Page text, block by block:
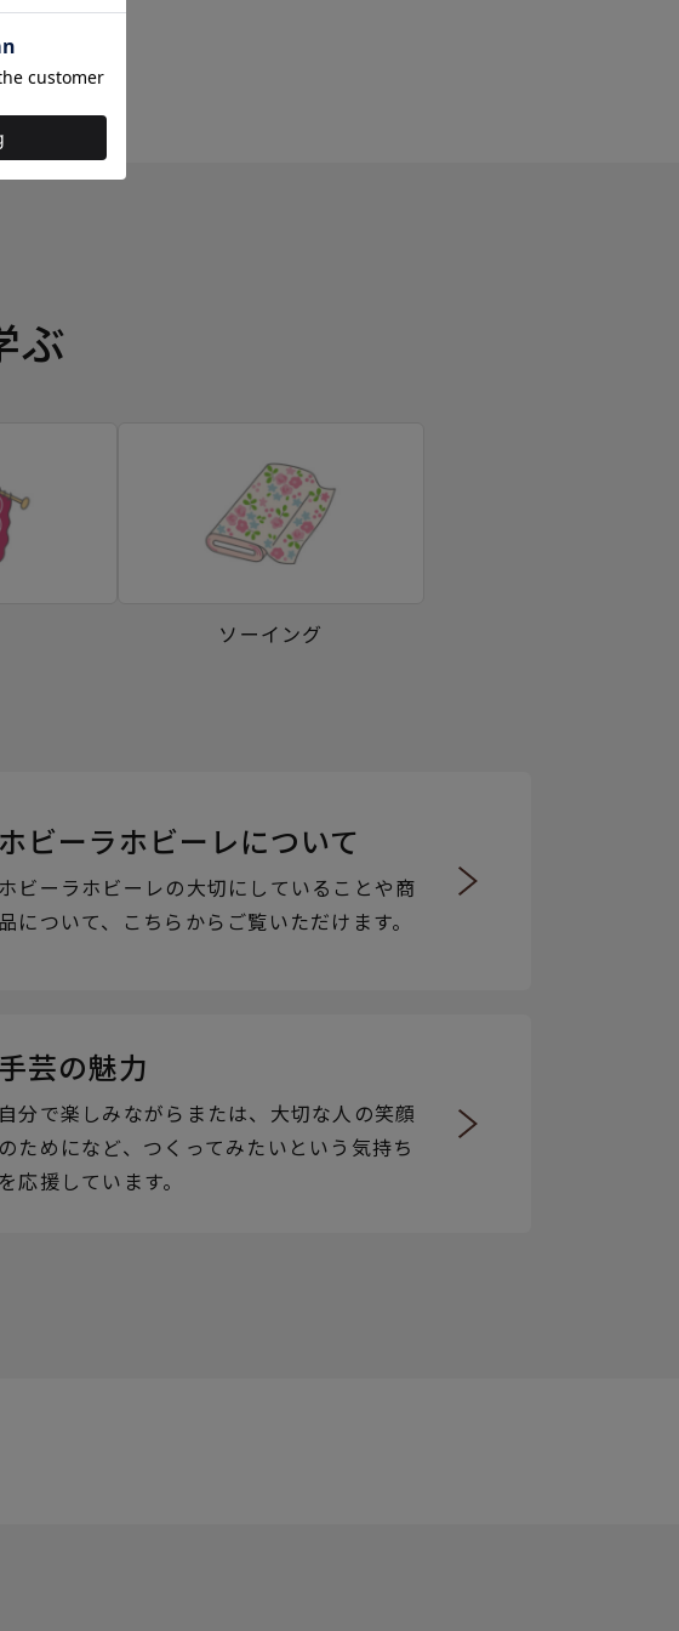
ぶ
ソーイング
ホビーラホビーレについて
ホビーラホビーレの大切にしていることや商
品について、こちらからご覧いただけます。
手芸の魅力
自分で楽しみながらまたは、大切な人の笑顔
のためになど、つくってみたいという気持ち
を応援しています。